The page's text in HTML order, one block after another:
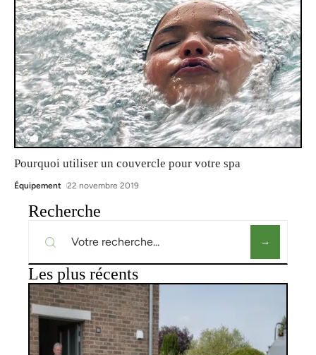
Pourquoi utiliser un couvercle pour votre spa
Équipement 22 novembre 2019
Recherche
Les plus récents